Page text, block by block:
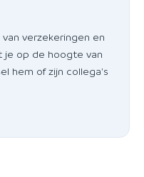
verzekeringen en
je op de hoogte van
hem of zijn collega's